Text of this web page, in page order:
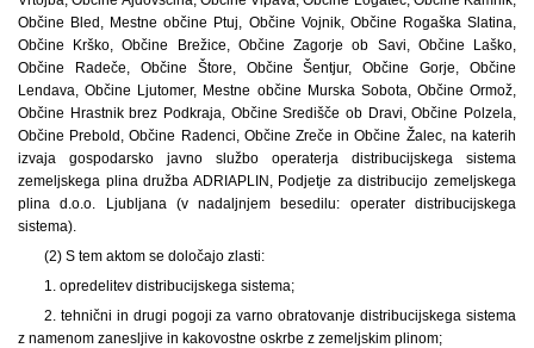
Občine Bled, Mestne občine Ptuj, Občine Vojnik, Občine Rogaška Slatina,
Občine Krško, Občine Brežice, Občine Zagorje ob Savi, Občine Laško,
Občine Radeče, Občine Štore, Občine Šentjur, Občine Gorje, Občine
Lendava, Občine Ljutomer, Mestne občine Murska Sobota, Občine Ormož,
Občine Hrastnik brez Podkraja, Občine Središče ob Dravi, Občine Polzela,
Občine Prebold, Občine Radenci, Občine Zreče in Občine Žalec, na katerih
izvaja gospodarsko javno službo operaterja distribucijskega sistema
zemeljskega plina družba ADRIAPLIN, Podjetje za distribucijo zemeljskega
plina d.o.o. Ljubljana (v nadaljnjem besedilu: operater distribucijskega
sistema).
(2) S tem aktom se določajo zlasti:
1. opredelitev distribucijskega sistema;
2. tehnični in drugi pogoji za varno obratovanje distribucijskega sistema
z namenom zanesljive in kakovostne oskrbe z zemeljskim plinom;